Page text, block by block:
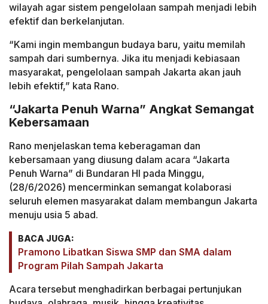
wilayah agar sistem pengelolaan sampah menjadi lebih
efektif dan berkelanjutan.
“Kami ingin membangun budaya baru, yaitu memilah
sampah dari sumbernya. Jika itu menjadi kebiasaan
masyarakat, pengelolaan sampah Jakarta akan jauh
lebih efektif,” kata Rano.
“Jakarta Penuh Warna” Angkat Semangat
Kebersamaan
Rano menjelaskan tema keberagaman dan
kebersamaan yang diusung dalam acara “Jakarta
Penuh Warna” di Bundaran HI pada Minggu,
(28/6/2026) mencerminkan semangat kolaborasi
seluruh elemen masyarakat dalam membangun Jakarta
menuju usia 5 abad.
BACA JUGA:
Pramono Libatkan Siswa SMP dan SMA dalam
Program Pilah Sampah Jakarta
Acara tersebut menghadirkan berbagai pertunjukan